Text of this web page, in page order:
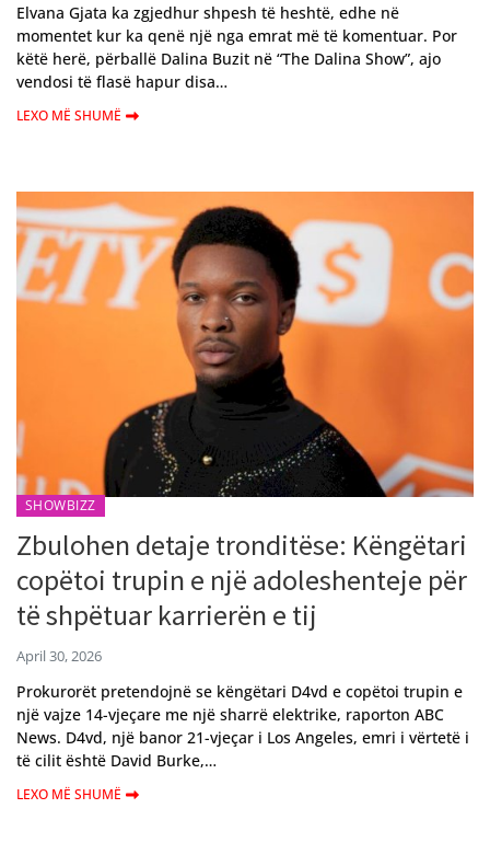
Elvana Gjata ka zgjedhur shpesh të heshtë, edhe në
momentet kur ka qenë një nga emrat më të komentuar. Por
këtë herë, përballë Dalina Buzit në “The Dalina Show”, ajo
vendosi të flasë hapur disa…
LEXO MË SHUMË
SHOWBIZZ
Zbulohen detaje tronditëse: Këngëtari
copëtoi trupin e një adoleshenteje për
të shpëtuar karrierën e tij
April 30, 2026
Prokurorët pretendojnë se këngëtari D4vd e copëtoi trupin e
një vajze 14-vjeçare me një sharrë elektrike, raporton ABC
News. D4vd, një banor 21-vjeçar i Los Angeles, emri i vërtetë i
të cilit është David Burke,…
LEXO MË SHUMË